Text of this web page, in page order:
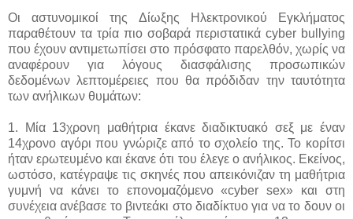
Οι αστυνομικοί της Δίωξης Ηλεκτρονικού Εγκλήματος
παραθέτουν τα τρία πιο σοβαρά περιστατικά cyber bullying
που έχουν αντιμετωπίσει στο πρόσφατο παρελθόν, χωρίς να
αναφέρουν για λόγους διασφάλισης προσωπικών
δεδομένων λεπτομέρειες που θα πρόδιδαν την ταυτότητα
των ανήλικων θυμάτων:
1. Μία 13χρονη μαθήτρια έκανε διαδικτυακό σεξ με έναν
14χρονο αγόρι που γνώριζε από το σχολείο της. Το κορίτσι
ήταν ερωτευμένο και έκανε ότι του έλεγε ο ανήλικος. Εκείνος,
ωστόσο, κατέγραψε τις σκηνές που απεικόνιζαν τη μαθήτρια
γυμνή να κάνει το επονομαζόμενο «cyber sex» και στη
συνέχεια ανέβασε το βιντεάκι στο διαδίκτυο για να το δουν οι